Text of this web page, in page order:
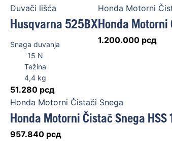
Duvači lišća
Husqvarna 525BX
Snaga duvanja
15 N
Težina
4,4kg
51.280 рсд
Honda Motorni
Honda Motorni
1.200.000 рсд
Honda Motorni Čistači Snega
Honda Motorni Čistač Snega HSS
957.840 рсд